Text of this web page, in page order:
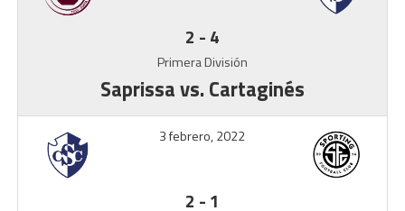
2 - 4
Primera División
Saprissa vs. Cartaginés
3 febrero, 2022
2 - 1